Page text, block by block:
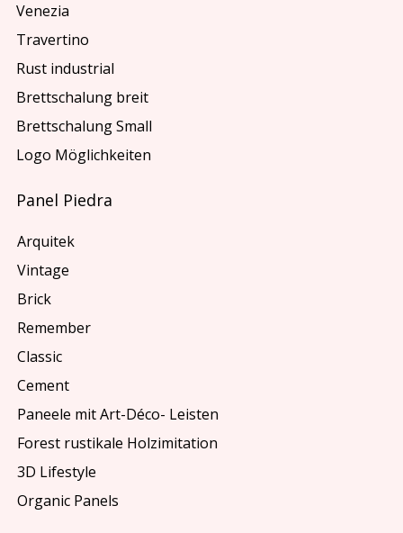
Venezia
Travertino
Rust industrial
Brettschalung breit
Brettschalung Small
Logo Möglichkeiten
Panel Piedra
Arquitek
Vintage
Brick
Remember
Classic
Cement
Paneele mit Art-Déco- Leisten
Forest rustikale Holzimitation
3D Lifestyle
Organic Panels